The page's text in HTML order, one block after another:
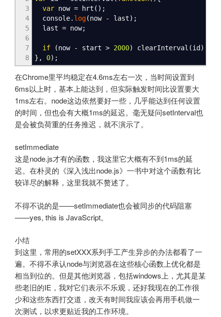
3
4
5
6
7
8
var now = hrt ( ) ;
console. log(now - last) ;
last = now;
if (now - start > 2000) clearInterval (id )
} , 0) ;
在Chrome里平均稳定在4.6ms左右一次，当时间设置到
6ms以上时，基本上能达到，但实际触发时间比设置要大
1ms左右。node这边依然要好一些，几乎能达到任何设置
的时间，但也会有大概1ms的延迟。毫无疑问setInterval也
是会被负荷重的任务推迟，就不演示了。
setImmediate
这是node.js才有的函数，我这里它大概有不到1ms的延
迟。在朴灵的《深入浅出node.js》一书中对这个函数有比
较详尽的解释，这里我就不赘述了。
不得不说的是——setImmediate也会被同步的代码阻塞
——yes, this is JavaScript。
小结
到这里，常用的setXXX系列手工产生异步的办法都看了一
遍。不得不承认node与浏览器在这些核心函数上优化都是
相当到位的。但是其他浏览器，包括windows上，尤其是某
些老旧的IE，我对它们表示不乐观，还好我现在的工作很
少和这些东西打交道，改天有时间我应该会再用手机做一
次测试，以求更贴近我的工作环境。